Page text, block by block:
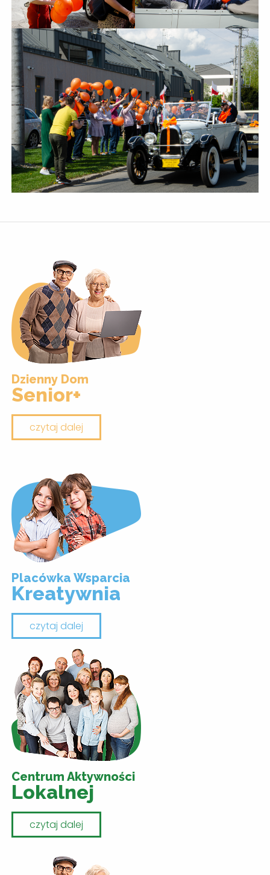
Dzienny Dom
Senior+
czytaj dalej
Placówka Wsparcia
Kreatywnia
czytaj dalej
Centrum Aktywności
Lokalnej
czytaj dalej